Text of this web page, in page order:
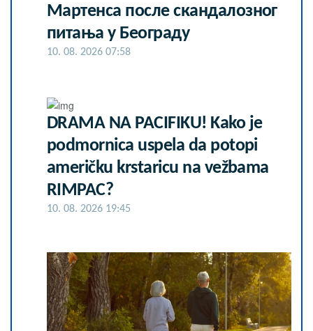
Мартенса после скандалозног
питања у Београду
10. 08. 2026 07:58
DRAMA NA PACIFIKU! Kako je
podmornica uspela da potopi
američku krstaricu na vežbama
RIMPAC?
10. 08. 2026 19:45